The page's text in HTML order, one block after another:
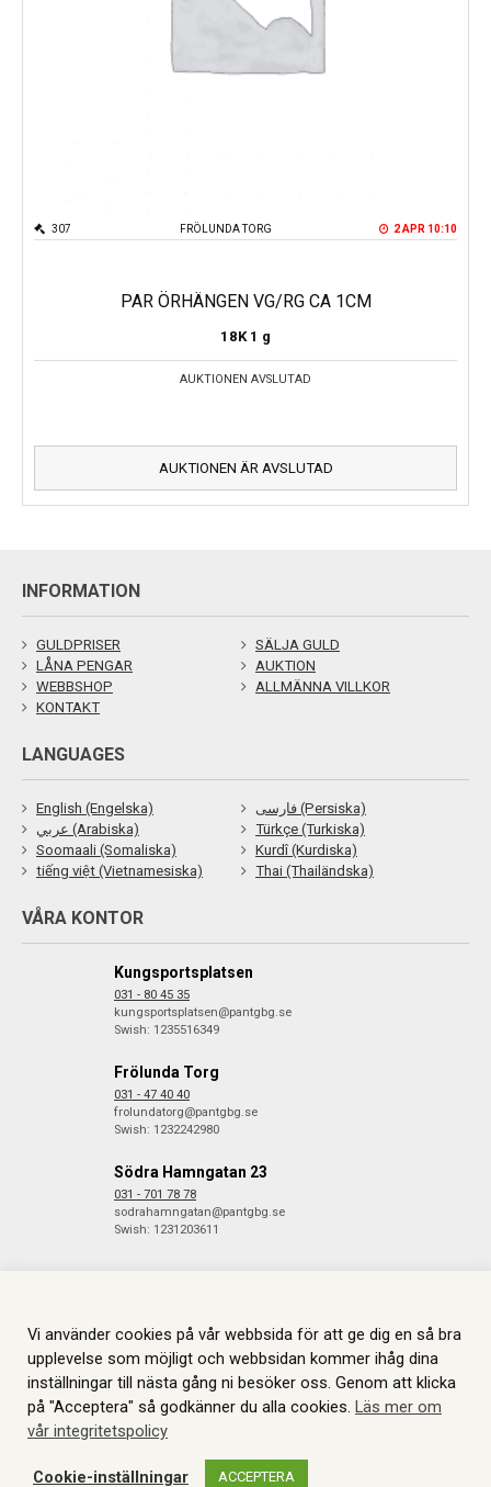
FRÖLUNDA TORG
307 2 APR 10:10
PAR ÖRHÄNGEN VG/RG CA 1CM
18K 1 g
AUKTIONEN AVSLUTAD
AUKTIONEN ÄR AVSLUTAD
INFORMATION
GULDPRISER
SÄLJA GULD
LÅNA PENGAR
AUKTION
WEBBSHOP
ALLMÄNNA VILLKOR
KONTAKT
LANGUAGES
English (Engelska)
فارسی (Persiska)
عربي (Arabiska)
Türkçe (Turkiska)
Soomaali (Somaliska)
Kurdî (Kurdiska)
tiếng việt (Vietnamesiska)
Thai (Thailändska)
VÅRA KONTOR
Kungsportsplatsen
031 - 80 45 35
kungsportsplatsen@pantgbg.se
Swish: 1235516349
Frölunda Torg
031 - 47 40 40
frolundatorg@pantgbg.se
Swish: 1232242980
Södra Hamngatan 23
031 - 701 78 78
sodrahamngatan@pantgbg.se
Swish: 1231203611
© 2026 Göteborgs Pantbank. Alla rättigheter reserverade. Information
om Cookies.Skapas i samarbete medJGL.
Vi använder cookies på vår webbsida för att ge dig en så bra
upplevelse som möjligt och webbsidan kommer ihåg dina
inställningar till nästa gång ni besöker oss. Genom att klicka
på "Acceptera" så godkänner du alla cookies. Läs mer om
vår integritetspolicy
Cookie-inställningar ACCEPTERA